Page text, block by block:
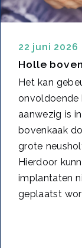
22 juni 2026
Holle
Het kan
onvoldoende
aanwezig is
bovenkaak
grote
Hierdoor
implantaten
geplaatst